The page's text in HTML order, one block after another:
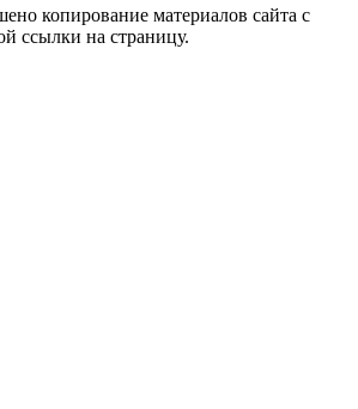
копирование материалов сайта с
ссылки на страницу.